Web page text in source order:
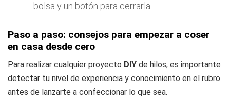
bolsa y un botón para cerrarla.
Paso a paso: consejos para empezar a coser
en casa desde cero
Para realizar cualquier proyecto DIY de hilos, es importante
detectar tu nivel de experiencia y conocimiento en el rubro
antes de lanzarte a confeccionar lo que sea.